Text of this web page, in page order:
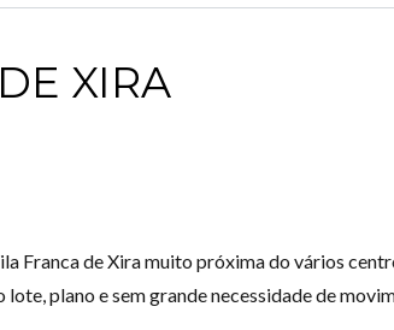
XIRA
Franca de Xira muito próxima do vários
plano e sem grande necessidade de